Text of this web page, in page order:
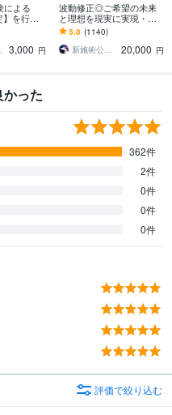
による
を行い
・家
人間関
厄払い
晴
3,000 円
波動修正◎ご希望の未来
と理想を現実に実現・叶
えます 【毎月10名様限
定】仕事・恋愛・金運・
転職・復縁・子宝・占い
5.0 (1140)
新施術公開→≪相手意識強制変化≫◆星桜龍
20,000 円
った
362件
2件
0件
0件
0件
評価で絞り込む